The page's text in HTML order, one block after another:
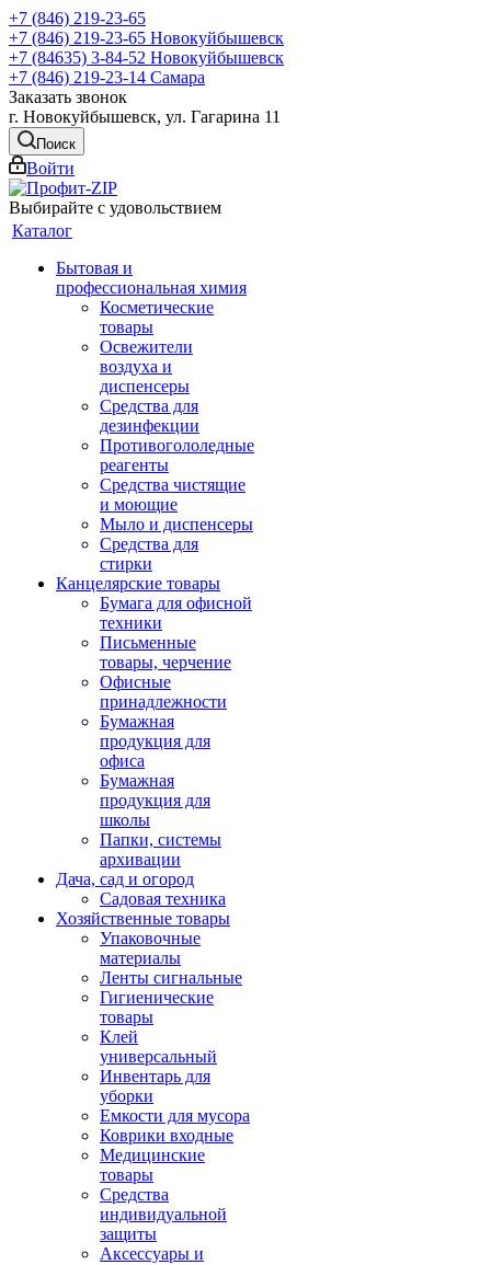
+7 (846) 219-23-65
+7 (846) 219-23-65 Новокуйбышевск
+7 (84635) 3-84-52 Новокуйбышевск
+7 (846) 219-23-14 Самара
Заказать звонок
г. Новокуйбышевск, ул. Гагарина 11
Поиск
Войти
Выбирайте с удовольствием
Каталог
Бытовая и
профессиональная химия
Косметические
товары
Освежители
воздуха и
диспенсеры
Средства для
дезинфекции
Противогололедные
реагенты
Средства чистящие
и моющие
Мыло и диспенсеры
Средства для
стирки
Канцелярские товары
Бумага для офисной
техники
Письменные
товары, черчение
Офисные
принадлежности
Бумажная
продукция для
офиса
Бумажная
продукция для
школы
Папки, системы
архивации
Дача, сад и огород
Садовая техника
Хозяйственные товары
Упаковочные
материалы
Ленты сигнальные
Гигиенические
товары
Клей
универсальный
Инвентарь для
уборки
Емкости для мусора
Коврики входные
Медицинские
товары
Средства
индивидуальной
защиты
Аксессуары и